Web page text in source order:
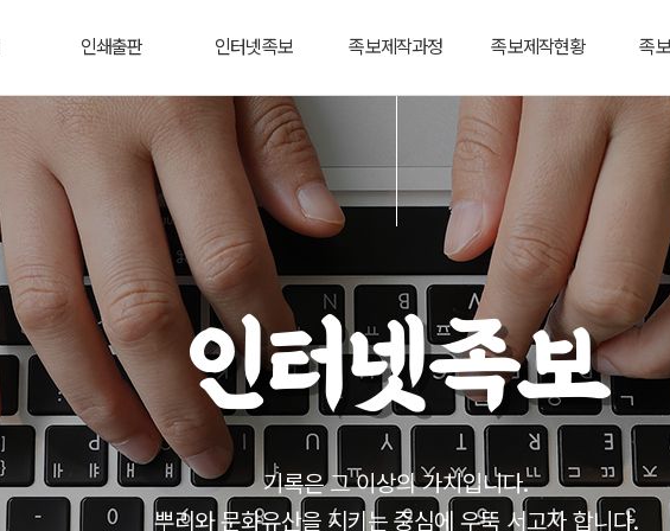
인쇄출판 인터넷족보 족보제작과정 족보제작현황 족
인터넷족보
기록은 그 이상의 가치입니다.
뿌리와 문화유산을 지키는 중심에 우뚝 서고자 합니다.